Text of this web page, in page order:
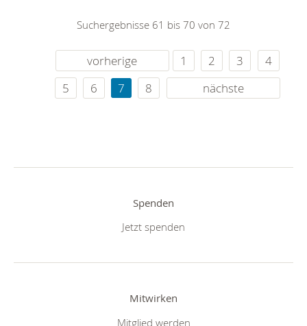
Suchergebnisse 61 bis 70 von 72
vorherige 1 2 3
4
5
6 7 8 nächste
Spenden
Jetzt spenden
Mitwirken
Mitglied werden